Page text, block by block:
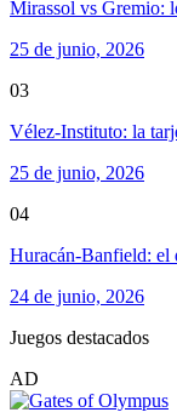
Mirassol vs Gremio:
25 de junio, 2026
03
Vélez-Instituto: la
25 de junio, 2026
04
Huracán-Banfield: el
24 de junio, 2026
Juegos destacados
AD